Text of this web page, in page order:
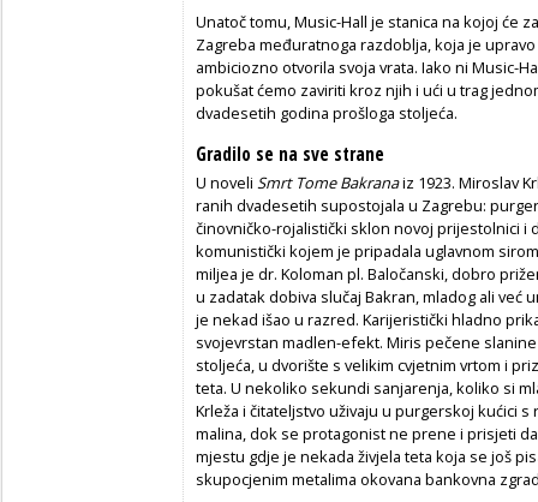
Unatoč tomu, Music-Hall je stanica na kojoj će
Zagreba međuratnoga razdoblja, koja je
ambiciozno otvorila svoja vrata. Iako ni Music-
pokušat ćemo zaviriti kroz njih i ući u trag
dvadesetih godina prošloga stoljeća.
Gradilo se na sve strane
U noveli Smrt Tome Bakranaiz 1923. Miroslav
ranih dvadesetih supostojala u Zagrebu:
činovničko-rojalistički sklon novoj prijestolnici i
komunistički kojem je pripadala uglavnom
miljea je dr. Koloman pl. Baločanski, dobro
u zadatak dobiva slučaj Bakran, mladog ali već
je nekad išao u razred. Karijeristički hladno
svojevrstan madlen-efekt. Miris pečene
stoljeća, u dvorište s velikim cvjetnim vrtom i
teta. U nekoliko sekundi sanjarenja, koliko si
Krleža i čitateljstvo uživaju u purgerskoj kućici
malina, dok se protagonist ne prene i prisjeti
mjestu gdje je nekada živjela teta koja se još
skupocjenim metalima okovana bankovna